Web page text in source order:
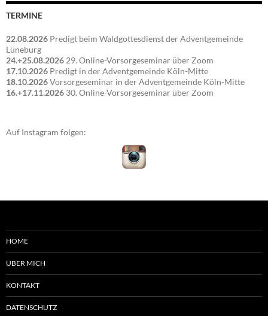
TERMINE
22.08.2026 Predigt beim Waldgottesdienst der Adventgemeinde
Lüneburg
24.+25.08.2026 29. Online-Vorsorgeseminar über Zoom
17.10.2026 Predigt in der Adventgemeinde Köln-Mitte
18.10.2026Vorsorgeseminar in der Adventgemeinde Köln-Mitte
16.+17.11.2026 30. Online-Vorsorgeseminar über Zoom
Auf Instagram folgen:
HOME
ÜBER MICH
KONTAKT
DATENSCHUTZ